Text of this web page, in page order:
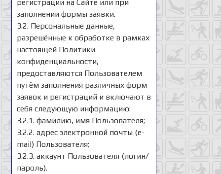
регистрации на Сайте или при
заполнении формы заявки.
3.2. Персональные данные,
разрешённые к обработке в рамках
настоящей Политики
конфиденциальности,
предоставляются Пользователем
путём заполнения различных форм
заявок и регистраций и включают в
себя следующую информацию:
3.2.1. фамилию, имя Пользователя;
3.2.2. адрес электронной почты (e-
mail) Пользователя;
3.2.3. аккаунт Пользователя (логин/
пароль).